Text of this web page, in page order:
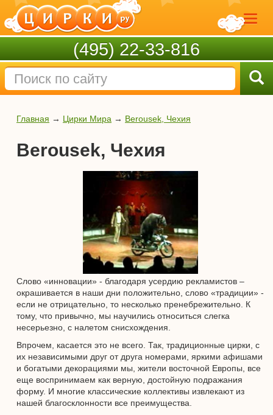
(495) 22-33-816
Главная → Цирки Мира → Berousek, Чехия
Berousek, Чехия
Слово «инновации» - благодаря усердию рекламистов –
окрашивается в наши дни положительно, слово «традиции» -
если не отрицательно, то несколько пренебрежительно. К
тому, что привычно, мы научились относиться слегка
несерьезно, с налетом снисхождения.
Впрочем, касается это не всего. Так, традиционные цирки, с
их независимыми друг от друга номерами, яркими афишами
и богатыми декорациями мы, жители восточной Европы, все
еще воспринимаем как верную, достойную подражания
форму. И многие классические коллективы извлекают из
нашей благосклонности все преимущества.